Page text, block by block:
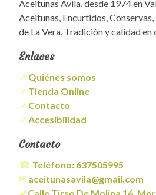
Aceitunas Ávila, desde 1974 en
Aceitunas, Encurtidos,
de La Vera. Tradición y calidad
Enlaces
↗ Quiénes somos
↗ Tienda Online
↗ Contacto
↗ Accesibilidad
Contacto
☎ Teléfono: 637505995
✉ aceitunasavila@gmail.com